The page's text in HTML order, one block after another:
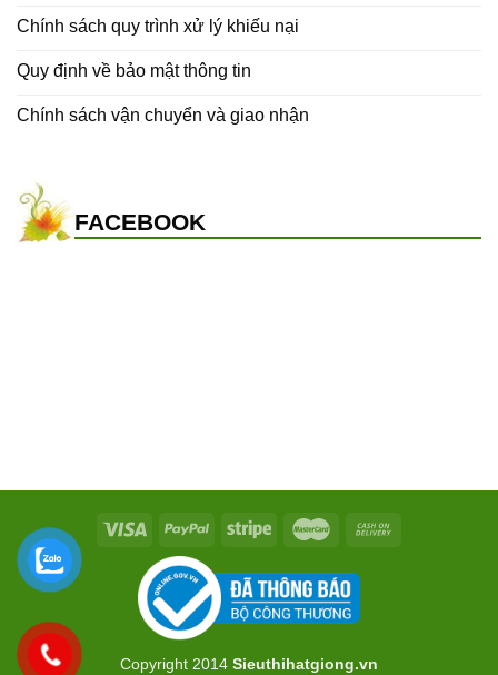
Chính sách quy trình xử lý khiếu nại
Quy định về bảo mật thông tin
Chính sách vận chuyển và giao nhận
FACEBOOK
Copyright 2014 Sieuthihatgiong.vn